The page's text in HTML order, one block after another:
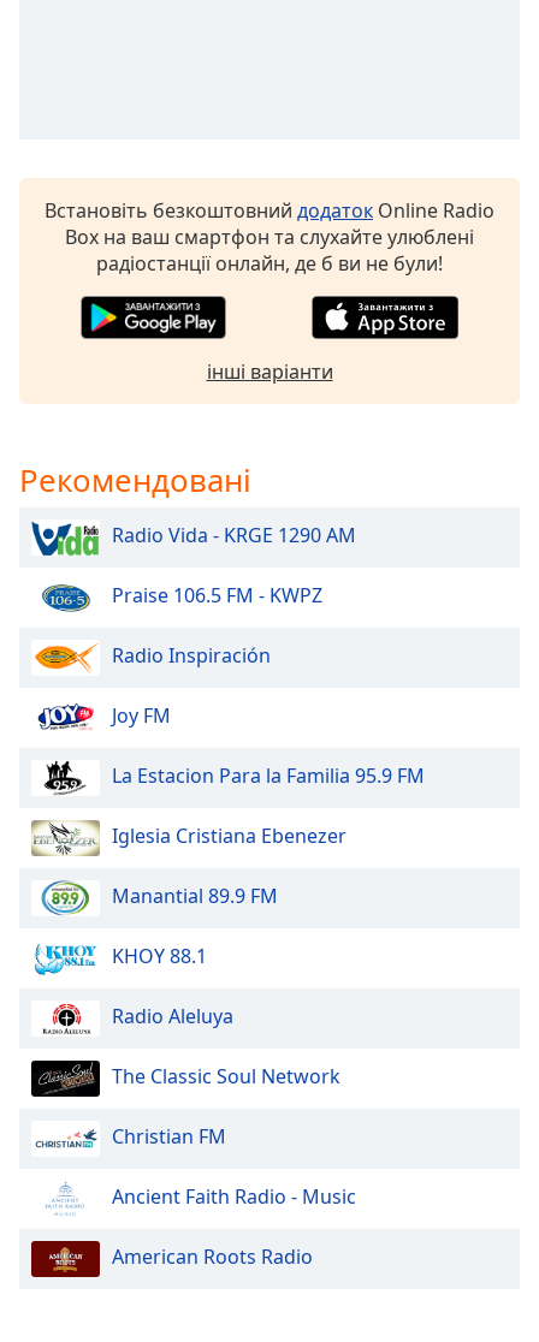
window.
Opacity
Text
Background
Color
Opacity
Caption
Background
Color
Text
Style
Font
Close
Встановіть безкоштовний додаток Online Radio
Box на ваш смартфон та слухайте улюблені
радіостанції онлайн, де б ви не були!
інші варіанти
Рекомендовані
Radio Vida - KRGE 1290 AM
Praise 106.5 FM - KWPZ
Radio Inspiración
Joy FM
La Estacion Para la Familia 95.9 FM
Iglesia Cristiana Ebenezer
Manantial 89.9 FM
KHOY 88.1
Radio Aleluya
The Classic Soul Network
Christian FM
Ancient Faith Radio - Music
American Roots Radio